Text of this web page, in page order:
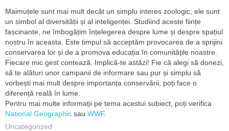
Maimuțele sunt mai mult decât un simplu interes zoologic; ele sunt
un simbol al diversității și al inteligenței. Studiind aceste ființe
fascinante, ne îmbogățim înțelegerea despre lume și despre spațiul
nostru în aceasta. Este timpul să acceptăm provocarea de a sprijini
conservarea lor și de a promova educația în comunitățile noastre.
Fiecare mic gest contează. Implică-te astăzi! Fie că alegi să donezi,
să te alături unor campanii de informare sau pur și simplu să
vorbești mai mult despre importanța conservării, poți face o
diferență reală în lume.
Pentru mai multe informații pe tema acestui subiect, poți verifica
National Geographic sau WWF.
Uncategorized